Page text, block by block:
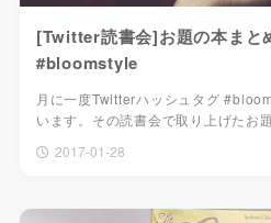
[Twitter読書会]お題の本まと
#bloomstyle
月に一度Twitterハッシュタグ
います。その読書会で取り上げたお
2017-01-28